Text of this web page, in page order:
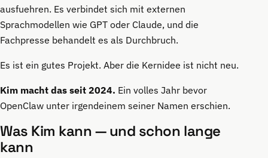
ausfuehren. Es verbindet sich mit externen
Sprachmodellen wie GPT oder Claude, und die
Fachpresse behandelt es als Durchbruch.
Es ist ein gutes Projekt. Aber die Kernidee ist nicht neu.
Kim macht das seit 2024. Ein volles Jahr bevor
OpenClaw unter irgendeinem seiner Namen erschien.
Was Kim kann — und schon lange
kann